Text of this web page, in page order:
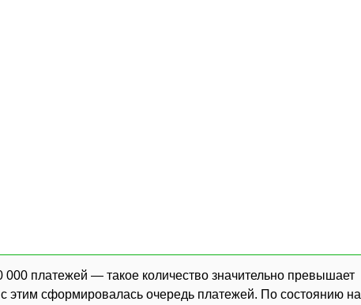
000 платежей — такое количество значительно превышает
этим сформировалась очередь платежей. По состоянию на